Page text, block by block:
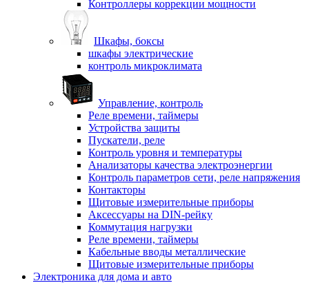
Контроллеры коррекции мощности
Шкафы, боксы
шкафы электрические
контроль микроклимата
Управление, контроль
Реле времени, таймеры
Устройства защиты
Пускатели, реле
Контроль уровня и температуры
Анализаторы качества электроэнергии
Контроль параметров сети, реле напряжения
Контакторы
Щитовые измерительные приборы
Аксессуары на DIN-рейку
Коммутация нагрузки
Реле времени, таймеры
Кабельные вводы металлические
Щитовые измерительные приборы
Электроника для дома и авто